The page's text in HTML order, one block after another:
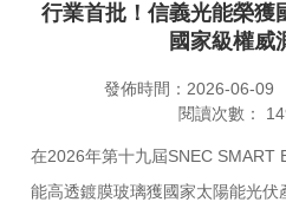
行業首批！信義光能榮獲
國家級權威
發佈時間：2026-06-09
閱讀次數：
在2026年第十九屆SNEC SMART
能高透鍍膜玻璃獲國家太陽能光伏